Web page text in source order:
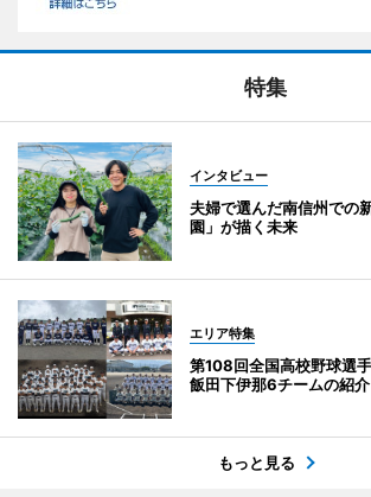
特集
インタビュー
夫婦で選んだ南信州で
園」が描く未来
エリア特集
第108回全国高校野球選
飯田下伊那6チームの紹介
もっと見る